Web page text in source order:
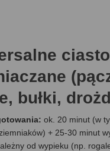
ciasto
bułki,
ok. 20 minut (w
+ 25-30 minut
od wypieku (np.